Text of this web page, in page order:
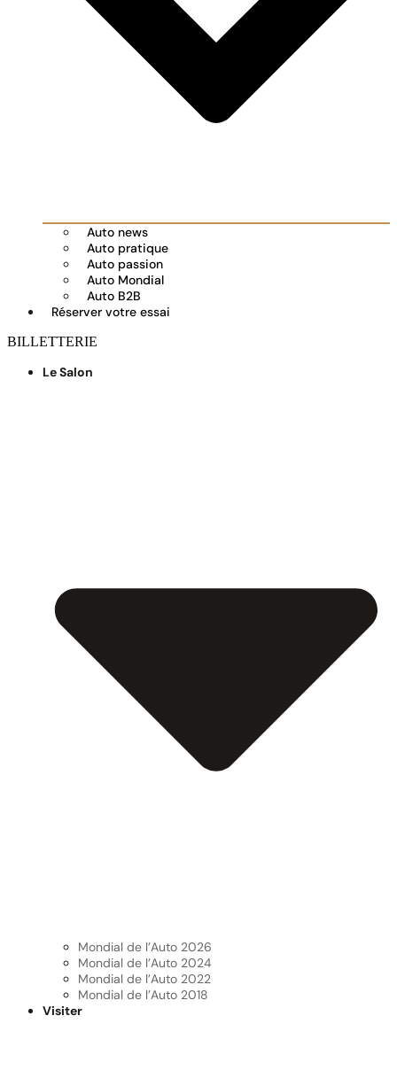
Auto news
Auto pratique
Auto passion
Auto Mondial
Auto B2B
Réserver votre essai
BILLETTERIE
Le Salon
Mondial de l’Auto 2026
Mondial de l’Auto 2024
Mondial de l’Auto 2022
Mondial de l’Auto 2018
Visiter